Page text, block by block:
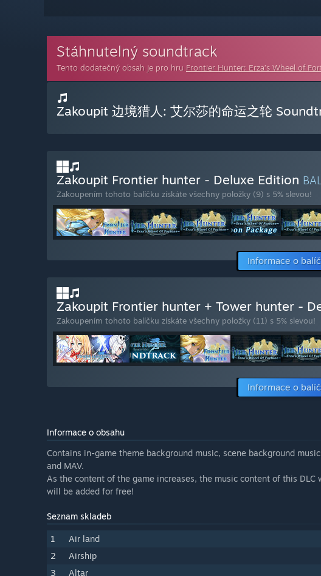
Stáhnutelný soundtrack
Tento dodatečný obsah je pro hru Frontier Hunter: Erza’s Wheel of
Zakoupit 边境猎人: 艾尔莎的命运之轮
Zakoupit Frontier hunter - Deluxe Edition
Zakoupením tohoto balíčku získáte všechny položky (9) s 5% slevou!
Informace o
Zakoupit Frontier hunter + Tower hunter -
Zakoupením tohoto balíčku získáte všechny položky (11) s 5% slevou!
Informace o
Informace o obsahu
Contains in-game theme background music, scene background
and MAV.
As the content of the game increases, the music content of this
will be added for free!
Seznam skladeb
1 Air land
2
Airship
3
Altar